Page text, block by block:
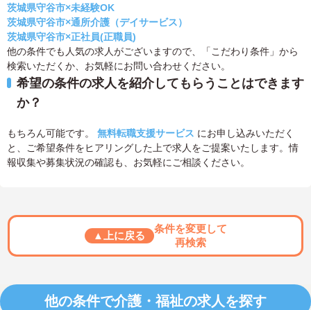
茨城県守谷市×未経験OK
茨城県守谷市×通所介護（デイサービス）
茨城県守谷市×正社員(正職員)
他の条件でも人気の求人がございますので、「こだわり条件」から
検索いただくか、お気軽にお問い合わせください。
希望の条件の求人を紹介してもらうことはできます
か？
もちろん可能です。 無料転職支援サービス にお申し込みいただく
と、ご希望条件をヒアリングした上で求人をご提案いたします。情
報収集や募集状況の確認も、お気軽にご相談ください。
▲上に戻る
条件を変更して
再検索
他の条件で介護・福祉の求人を探す